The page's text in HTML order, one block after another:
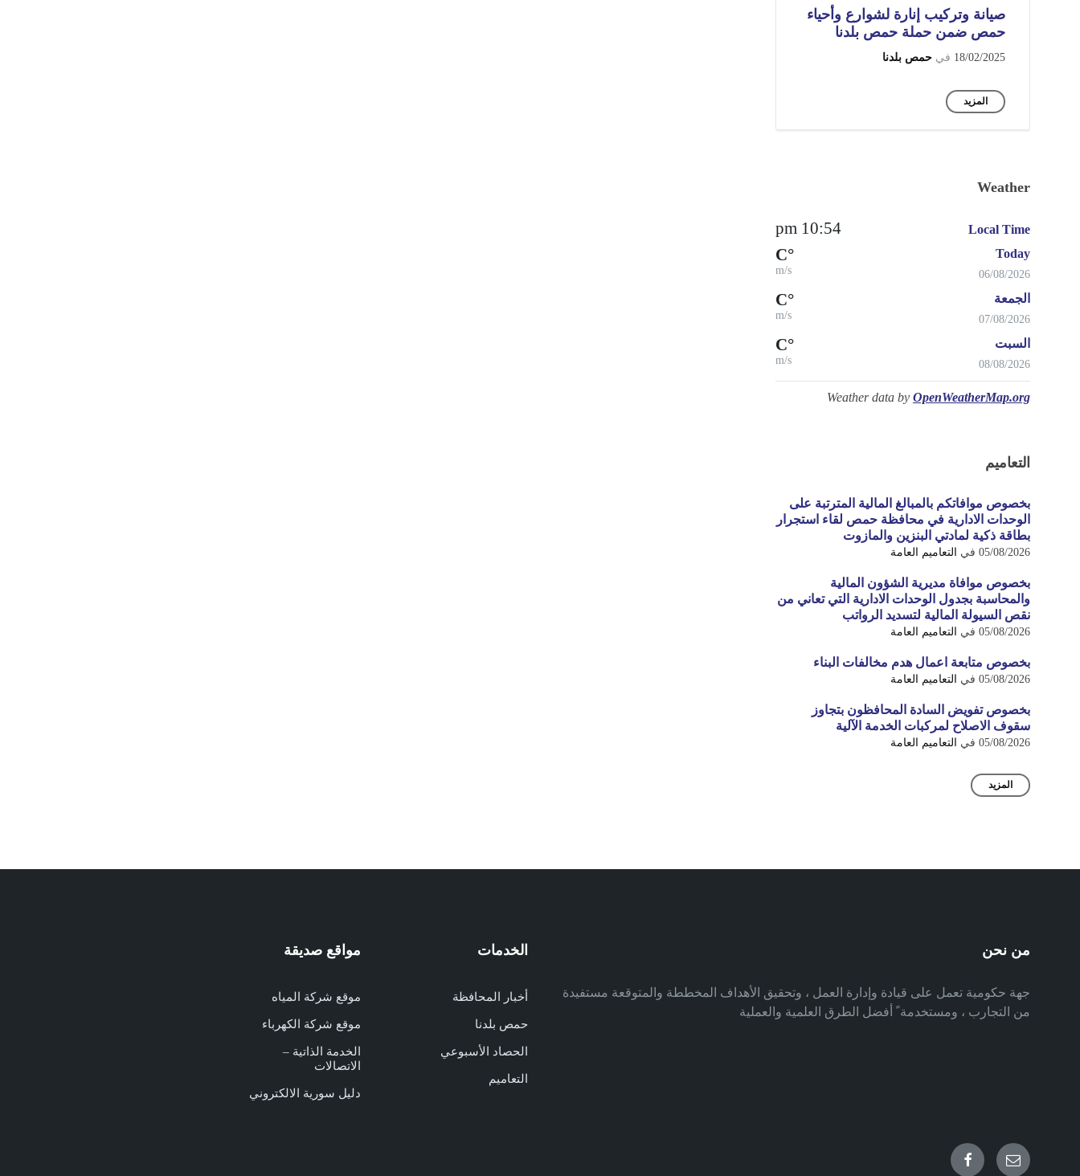
صيانة وتركيب إنارة لشوارع وأحياء
حمص ضمن حملة حمص بلدنا
18/02/2025 في حمص بلدنا
المزيد
Weather
Local Time
10:54 pm
Today
06/08/2026
°C
m/s
الجمعة
07/08/2026
°C
m/s
السبت
08/08/2026
°C
m/s
Weather data by OpenWeatherMap.org
التعاميم
بخصوص موافاتكم بالمبالغ المالية المترتبة على
الوحدات الادارية في محافظة حمص لقاء استجرار
بطاقة ذكية لمادتي البنزين والمازوت
05/08/2026 في التعاميم العامة
بخصوص موافاة مديرية الشؤون المالية
والمحاسبة بجدول الوحدات الادارية التي تعاني من
نقص السيولة المالية لتسديد الرواتب
05/08/2026 في التعاميم العامة
بخصوص متابعة اعمال هدم مخالفات البناء
05/08/2026 في التعاميم العامة
بخصوص تفويض السادة المحافظون بتجاوز
سقوف الاصلاح لمركبات الخدمة الآلية
05/08/2026 في التعاميم العامة
المزيد
من نحن
جهة حكومية تعمل على قيادة وإدارة العمل ، وتحقيق الأهداف المخططة والمتوقعة مستفيدة
من التجارب ، ومستخدمة ً أفضل الطرق العلمية والعملية
الخدمات
أخبار المحافظة
حمص بلدنا
الحصاد الأسبوعي
التعاميم
مواقع صديقة
موقع شركة المياه
موقع شركة الكهرباء
الخدمة الذاتية –
الاتصالات
دليل سورية الالكتروني
Email
Facebook